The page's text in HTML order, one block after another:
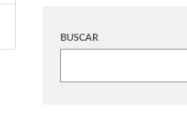
BUSCAR